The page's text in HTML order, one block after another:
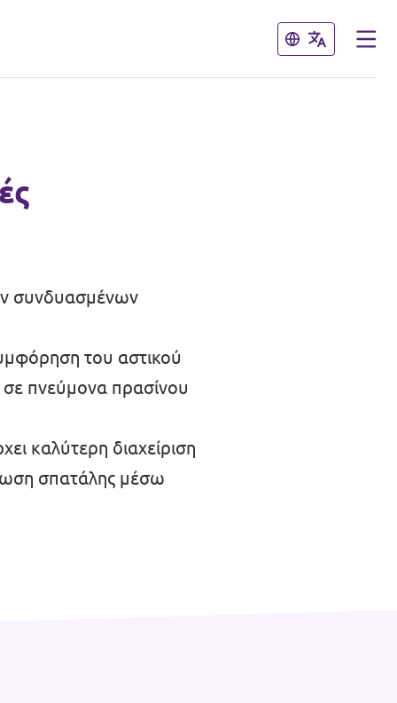
Κλείσιμο
Κλείσιμο
συνδυασμένων
του αστικού
πνεύμονα πρασίνου
καλύτερη διαχείριση
σπατάλης μέσω